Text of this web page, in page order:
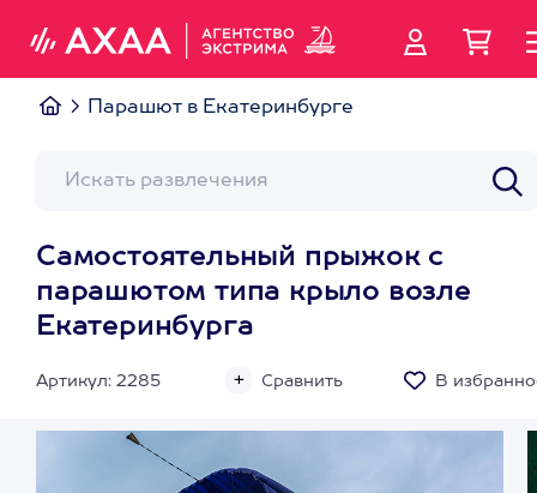
Парашют в Екатеринбурге
Самостоятельный прыжок с
парашютом типа крыло возле
Екатеринбурга
Артикул: 2285 Сравнить В